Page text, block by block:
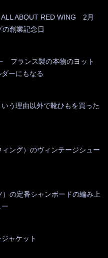
ABOUT RED WING 2月
創業記念日
フランス製の本物のヨット
ーにもなる
う理由以外で靴ひもを買った
ング）のヴィンテージシュー
の定番シャンボードの編み上
ャケット